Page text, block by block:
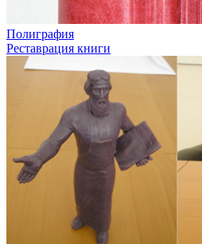
Полиграфия
Реставрация книги